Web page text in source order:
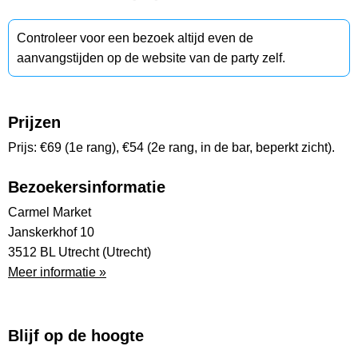
Controleer voor een bezoek altijd even de
aanvangstijden op de website van de party zelf.
Prijzen
Prijs: €69 (1e rang), €54 (2e rang, in de bar, beperkt zicht).
Bezoekersinformatie
Carmel Market
Janskerkhof 10
3512 BL Utrecht (Utrecht)
Meer informatie »
Blijf op de hoogte